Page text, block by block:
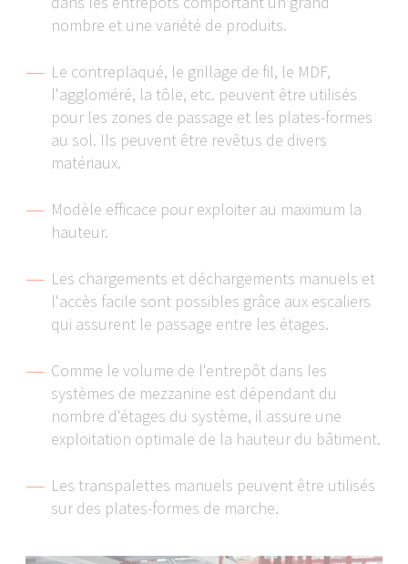
nombre et une variété de produits.
Le contreplaqué, le grillage de fil, le MDF,
l'aggloméré, la tôle, etc. peuvent être utilisés
pour les zones de passage et les plates-formes
au sol. Ils peuvent être revêtus de divers
matériaux.
Modèle efficace pour exploiter au maximum la
hauteur.
Les chargements et déchargements manuels et
l'accès facile sont possibles grâce aux escaliers
qui assurent le passage entre les étages.
Comme le volume de l'entrepôt dans les
systèmes de mezzanine est dépendant du
nombre d'étages du système, il assure une
exploitation optimale de la hauteur du bâtiment.
Les transpalettes manuels peuvent être utilisés
sur des plates-formes de marche.
depending on the application:
Facebook LLC
YouTube LLC
Matterport Inc.
etracker GmbH
LinkedIn Inc.
tawk.to Inc.
We require your consent to allow us to pass on
your personal data to these service providers.
and with immediate effect via the Cookie Settings
page of our website.